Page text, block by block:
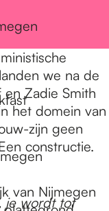
van Nijmegen
we na de
Zadie Smith
het domein van
zijn geen
constructie.
je wordt tot